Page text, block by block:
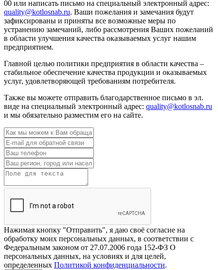
00 или написать письмо на специальный электронный адрес:
quality@kotlosnab.ru. Ваши пожелания и замечания будут
зафиксированы и приняты все возможные меры по
устранению замечаний, либо рассмотрения Ваших пожеланий
в области улучшения качества оказываемых услуг нашим
предприятием.
Главной целью политики предприятия в области качества –
стабильное обеспечение качества продукции и оказываемых
услуг, удовлетворяющей требованиям потребителя.
Также вы можете отправить благодарственное письмо в эл.
виде на специальный электронный адрес: quality@kotlosnab.ru
и мы обязательно разместим его на сайте.
Нажимая кнопку "Отправить", я даю своё согласие на
обработку моих персональных данных, в соответствии с
Федеральным законом от 27.07.2006 года 152-ФЗ О
персональных данных, на условиях и для целей,
определенных Политикой конфиденциальности.